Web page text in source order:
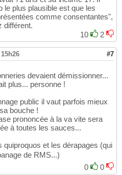
le plus plausible est que les
comme consentantes",
différent.
10
2
#7
devaient démissionner...
plus... personne !
public il vaut parfois mieux
bouche !
prononcée à la va vite sera
à toutes les sauces...
et les dérapages (qui
de RMS...)
0
0